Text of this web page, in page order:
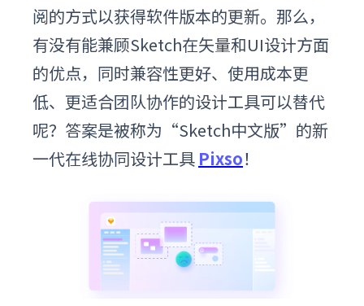
阅的方式以获得软件版本的更新。那么，
有没有能兼顾Sketch在矢量和UI设计方面
的优点，同时兼容性更好、使用成本更
低、更适合团队协作的设计工具可以替代
呢？答案是被称为“Sketch中文版”的新
一代在线协同设计工具 Pixso！